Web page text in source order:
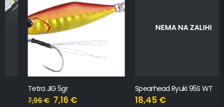
Tetra JIG 5gr
€ 7,16 €
NEMA NA ZALIHI
Spearhead Ryuki 95S WT
18,45€